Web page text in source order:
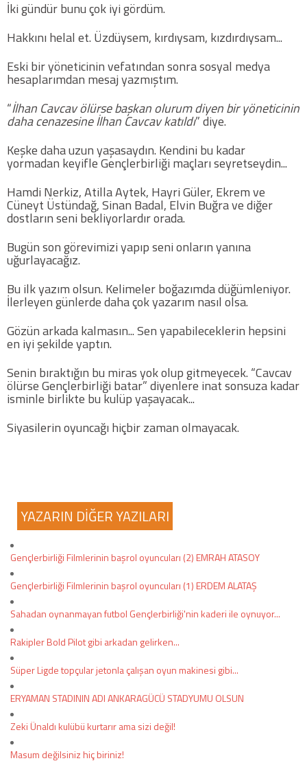
İki gündür bunu çok iyi gördüm.
Hakkını helal et. Üzdüysem, kırdıysam, kızdırdıysam...
Eski bir yöneticinin vefatından sonra sosyal medya
hesaplarımdan mesaj yazmıştım.
“İlhan Cavcav ölürse başkan olurum diyen bir yöneticinin
daha cenazesine İlhan Cavcav katıldı” diye.
Keşke daha uzun yaşasaydın. Kendini bu kadar
yormadan keyifle Gençlerbirliği maçları seyretseydin...
Hamdi Nerkiz, Atilla Aytek, Hayri Güler, Ekrem ve
Cüneyt Üstündağ, Sinan Badal, Elvin Buğra ve diğer
dostların seni bekliyorlardır orada.
Bugün son görevimizi yapıp seni onların yanına
uğurlayacağız.
Bu ilk yazım olsun. Kelimeler boğazımda düğümleniyor.
İlerleyen günlerde daha çok yazarım nasıl olsa.
Gözün arkada kalmasın... Sen yapabileceklerin hepsini
en iyi şekilde yaptın.
Senin bıraktığın bu miras yok olup gitmeyecek. “Cavcav
ölürse Gençlerbirliği batar” diyenlere inat sonsuza kadar
isminle birlikte bu kulüp yaşayacak...
Siyasilerin oyuncağı hiçbir zaman olmayacak.
YAZARIN DİĞER YAZILARI
Gençlerbirliği Filmlerinin başrol oyuncuları (2) EMRAH ATASOY
Gençlerbirliği Filmlerinin başrol oyuncuları (1) ERDEM ALATAŞ
Sahadan oynanmayan futbol Gençlerbirliği'nin kaderi ile oynuyor...
Rakipler Bold Pilot gibi arkadan gelirken...
Süper Ligde topçular jetonla çalışan oyun makinesi gibi...
ERYAMAN STADININ ADI ANKARAGÜCÜ STADYUMU OLSUN
Zeki Ünaldı kulübü kurtarır ama sizi değil!
Masum değilsiniz hiç biriniz!